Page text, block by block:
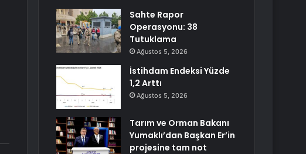
Sahte Rapor
Operasyonu: 38
Tutuklama
Ağustos 5, 2026
İstihdam Endeksi Yüzde
1,2 Arttı
Ağustos 5, 2026
Tarım ve Orman Bakanı
Yumaklı’dan Başkan Er’in
projesine tam not